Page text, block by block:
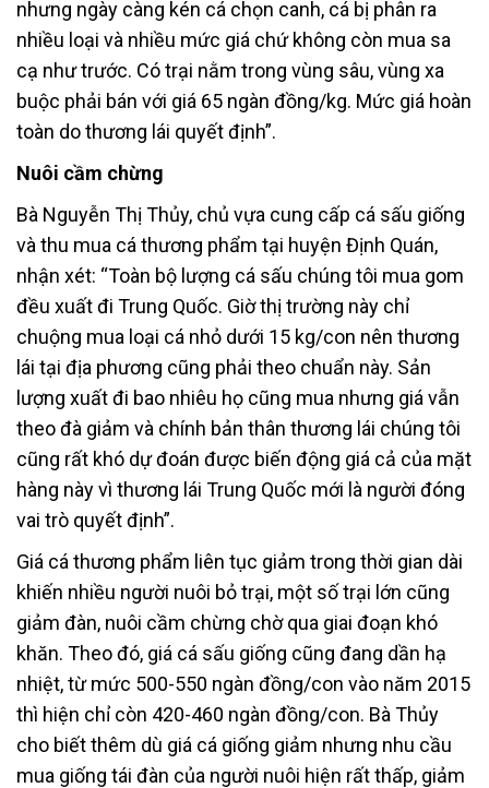
nhưng ngày càng kén cá chọn canh, cá bị phân ra
nhiều loại và nhiều mức giá chứ không còn mua sa
cạ như trước. Có trại nằm trong vùng sâu, vùng xa
buộc phải bán với giá 65 ngàn đồng/kg. Mức giá hoàn
toàn do thương lái quyết định”.
Nuôi cầm chừng
Bà Nguyễn Thị Thủy, chủ vựa cung cấp cá sấu giống
và thu mua cá thương phẩm tại huyện Định Quán,
nhận xét: “Toàn bộ lượng cá sấu chúng tôi mua gom
đều xuất đi Trung Quốc. Giờ thị trường này chỉ
chuộng mua loại cá nhỏ dưới 15 kg/con nên thương
lái tại địa phương cũng phải theo chuẩn này. Sản
lượng xuất đi bao nhiêu họ cũng mua nhưng giá vẫn
theo đà giảm và chính bản thân thương lái chúng tôi
cũng rất khó dự đoán được biến động giá cả của mặt
hàng này vì thương lái Trung Quốc mới là người đóng
vai trò quyết định”.
Giá cá thương phẩm liên tục giảm trong thời gian dài
khiến nhiều người nuôi bỏ trại, một số trại lớn cũng
giảm đàn, nuôi cầm chừng chờ qua giai đoạn khó
khăn. Theo đó, giá cá sấu giống cũng đang dần hạ
nhiệt, từ mức 500-550 ngàn đồng/con vào năm 2015
thì hiện chỉ còn 420-460 ngàn đồng/con. Bà Thủy
cho biết thêm dù giá cá giống giảm nhưng nhu cầu
mua giống tái đàn của người nuôi hiện rất thấp, giảm